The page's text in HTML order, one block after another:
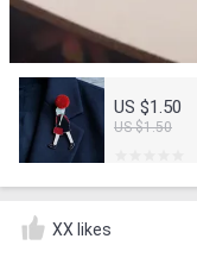
US $1.50
US $1.50
XX likes